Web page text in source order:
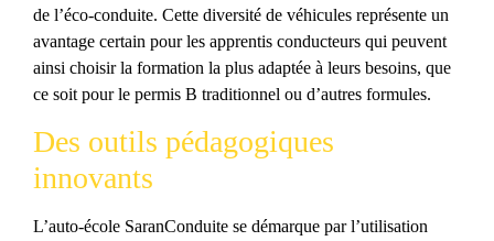
de l’éco-conduite. Cette diversité de véhicules représente un
avantage certain pour les apprentis conducteurs qui peuvent
ainsi choisir la formation la plus adaptée à leurs besoins, que
ce soit pour le permis B traditionnel ou d’autres formules.
Des outils pédagogiques
innovants
L’auto-école SaranConduite se démarque par l’utilisation